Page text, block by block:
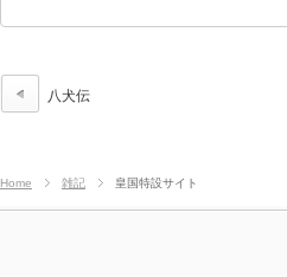
八犬伝
Home 雑記 皇国特設サイト